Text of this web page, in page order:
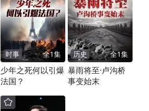
时事 全1集
少年之死何以引爆
法国？
历史 全1集
暴雨将至·卢沟桥
事变始末